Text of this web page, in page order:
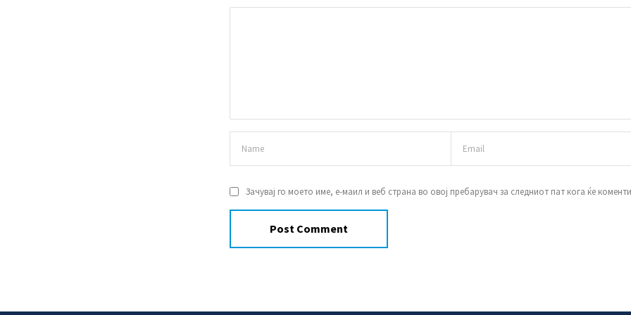
Зачувај го моето име, е-маил и веб страна во овој пребарувач за следниот пат кога ќе